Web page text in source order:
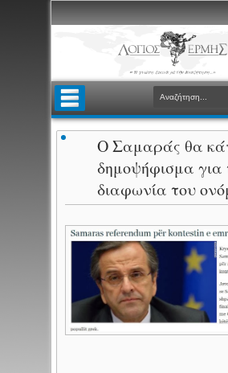
Ο Σαμαράς θα
δημοψήφισμα για
διαφωνία του